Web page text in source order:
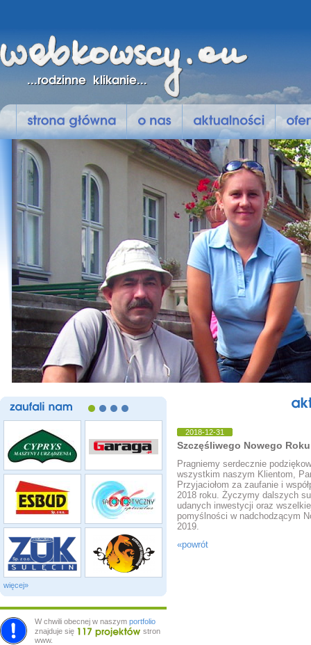
więcej»
W chwili obecnej w naszym portfolio
znajduje się
stron
www.
2018-12-31
Szczęśliwego Nowego
Pragniemy serdecznie
wszystkim naszym Klientom,
Przyjaciołom za zaufanie i
2018 roku. Życzymy dalszych
udanych inwestycji oraz
pomyślności w nadchodzącym
2019.
«powrót